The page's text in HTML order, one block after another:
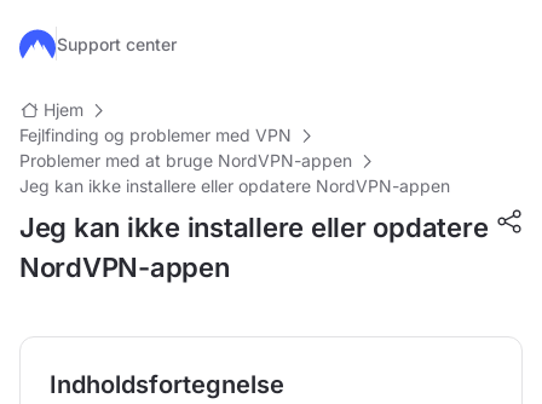
Gå til hovedindhold
Support center
Hjem
Fejlfinding og problemer med VPN
Problemer med at bruge NordVPN-appen
Jeg kan ikke installere eller opdatere NordVPN-appen
Jeg kan ikke installere eller opdatere
NordVPN-appen
Indholdsfortegnelse